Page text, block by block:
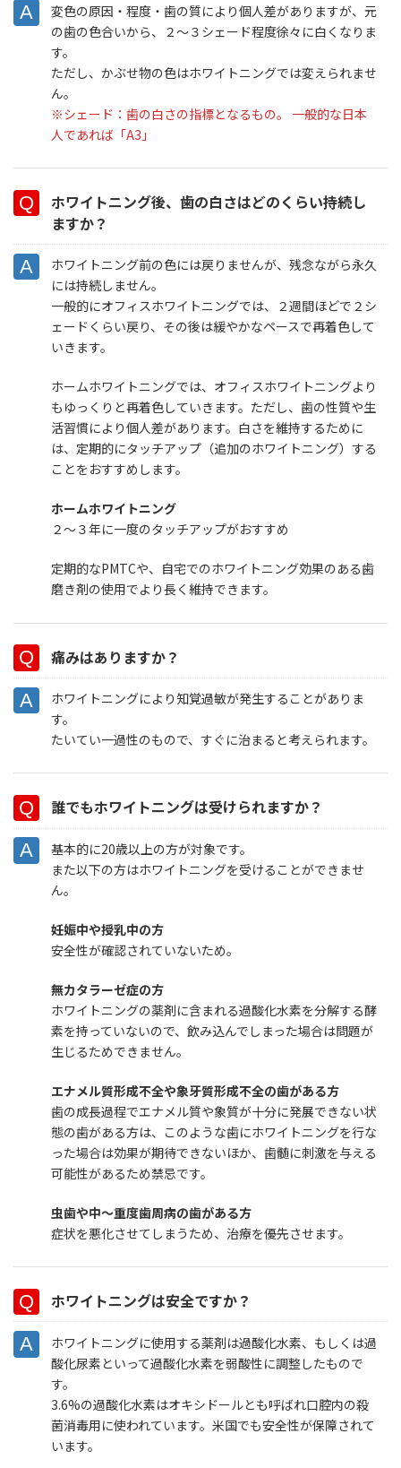
変色の原因・程度・歯の質により個人差がありますが、元
の歯の色合いから、２～３シェード程度徐々に白くなりま
す。
ただし、かぶせ物の色はホワイトニングでは変えられませ
ん。
※シェード：歯の白さの指標となるもの。 一般的な日本
人であれば「A3」
ホワイトニング後、歯の白さはどのくらい持続し
ますか？
ホワイトニング前の色には戻りませんが、残念ながら永久
には持続しません。
一般的にオフィスホワイトニングでは、２週間ほどで２シ
ェードくらい戻り、その後は緩やかなペースで再着色して
いきます。
ホームホワイトニングでは、オフィスホワイトニングより
もゆっくりと再着色していきます。ただし、歯の性質や生
活習慣により個人差があります。白さを維持するために
は、定期的にタッチアップ（追加のホワイトニング）する
ことをおすすめします。
ホームホワイトニング
２～３年に一度のタッチアップがおすすめ
定期的なPMTCや、自宅でのホワイトニング効果のある歯
磨き剤の使用でより長く維持できます。
痛みはありますか？
ホワイトニングにより知覚過敏が発生することがありま
す。
たいてい一過性のもので、すぐに治まると考えられます。
誰でもホワイトニングは受けられますか？
基本的に20歳以上の方が対象です。
また以下の方はホワイトニングを受けることができませ
ん。
妊娠中や授乳中の方
安全性が確認されていないため。
無カタラーゼ症の方
ホワイトニングの薬剤に含まれる過酸化水素を分解する酵
素を持っていないので、飲み込んでしまった場合は問題が
生じるためできません。
エナメル質形成不全や象牙質形成不全の歯がある方
歯の成長過程でエナメル質や象質が十分に発展できない状
態の歯がある方は、このような歯にホワイトニングを行な
った場合は効果が期待できないほか、歯髄に刺激を与える
可能性があるため禁忌です。
虫歯や中～重度歯周病の歯がある方
症状を悪化させてしまうため、治療を優先させます。
ホワイトニングは安全ですか？
ホワイトニングに使用する薬剤は過酸化水素、もしくは過
酸化尿素といって過酸化水素を弱酸性に調整したもので
す。
3.6%の過酸化水素はオキシドールとも呼ばれ口腔内の殺
菌消毒用に使われています。米国でも安全性が保障されて
います。